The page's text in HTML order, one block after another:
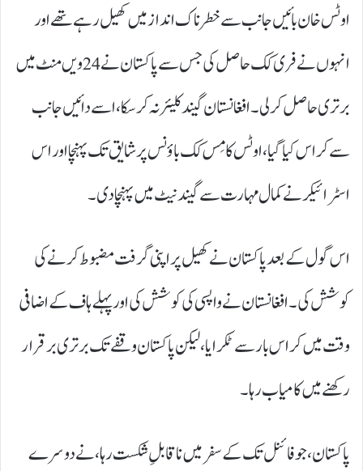
اوٹس خان بائیں جانب سے خطرناک انداز میں کھیل رہے تھے اور
انہوں نے فری کک حاصل کی جس سے پاکستان نے 24ویں منٹ میں
برتری حاصل کر لی۔ افغانستان گیند کلیئر نہ کر سکا، اسے دائیں جانب
سے کراس کیا گیا، اوٹس کا مِس کک باؤنس پر شایق تک پہنچا اور اس
اسٹرائیکر نے کمال مہارت سے گیند نیٹ میں پہنچا دی۔
اس گول کے بعد پاکستان نے کھیل پر اپنی گرفت مضبوط کرنے کی
کوشش کی۔ افغانستان نے واپسی کی کوشش کی اور پہلے ہاف کے اضافی
وقت میں کراس بار سے ٹکرایا، لیکن پاکستان وقفے تک برتری برقرار
رکھنے میں کامیاب رہا۔
پاکستان، جو فائنل تک کے سفر میں ناقابلِ شکست رہا، نے دوسرے